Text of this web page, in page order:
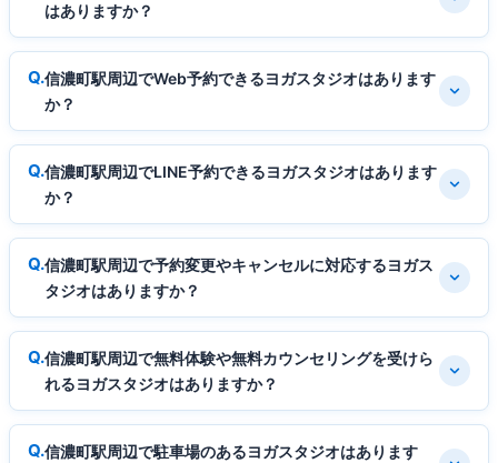
はありますか？
信濃町駅周辺でWeb予約できるヨガスタジオはあります
か？
信濃町駅周辺でLINE予約できるヨガスタジオはあります
か？
信濃町駅周辺で予約変更やキャンセルに対応するヨガス
タジオはありますか？
信濃町駅周辺で無料体験や無料カウンセリングを受けら
れるヨガスタジオはありますか？
信濃町駅周辺で駐車場のあるヨガスタジオはあります